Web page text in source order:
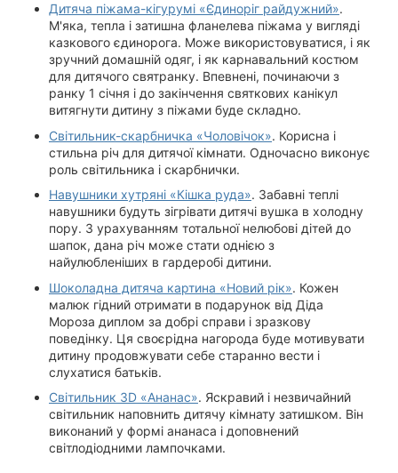
Дитяча піжама-кігурумі «Єдиноріг райдужний».
М'яка, тепла і затишна фланелева піжама у вигляді
казкового єдинорога. Може використовуватися, і як
зручний домашній одяг, і як карнавальний костюм
для дитячого святранку. Впевнені, починаючи з
ранку 1 січня і до закінчення святкових канікул
витягнути дитину з піжами буде складно.
Світильник-скарбничка «Чоловічок». Корисна і
стильна річ для дитячої кімнати. Одночасно виконує
роль світильника і скарбнички.
Навушники хутряні «Кішка руда». Забавні теплі
навушники будуть зігрівати дитячі вушка в холодну
пору. З урахуванням тотальної нелюбові дітей до
шапок, дана річ може стати однією з
найулюбленіших в гардеробі дитини.
Шоколадна дитяча картина «Новий рік». Кожен
малюк гідний отримати в подарунок від Діда
Мороза диплом за добрі справи і зразкову
поведінку. Ця своєрідна нагорода буде мотивувати
дитину продовжувати себе старанно вести і
слухатися батьків.
Світильник 3D «Ананас». Яскравий і незвичайний
світильник наповнить дитячу кімнату затишком. Він
виконаний у формі ананаса і доповнений
світлодіодними лампочками.